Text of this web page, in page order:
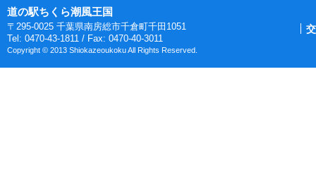
道の駅ちくら潮風王国
〒295-0025 千葉県南房総市千倉町千田1051
Tel: 0470-43-1811 / Fax: 0470-40-3011
Copyright © 2013 Shiokazeoukoku All Rights Reserved.